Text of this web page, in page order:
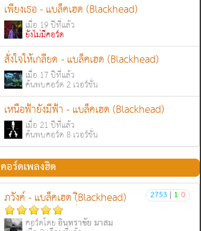
เพียงเธอ - แบล็คเฮด (Blackhead)
เมื่อ 19 ปีที่แล้ว
ยังไม่มีคอร์ด
สั่งใจให้เกลียด - แบล็คเฮด (Blackhead)
เมื่อ 17 ปีที่แล้ว
ค้นพบคอร์ด 2 เวอร์ชั่น
เหนือฟ้ายังมีฟ้า - แบล็คเฮด (Blackhead)
เมื่อ 21 ปีที่แล้ว
ค้นพบคอร์ด 8 เวอร์ชั่น
คอร์ดเพลงฮิต
2753 | 1/0
ภวังค์ - แบล็คเฮด (ฺิBlackhead)
คอร์ดโดยอินทราชัย มาสม